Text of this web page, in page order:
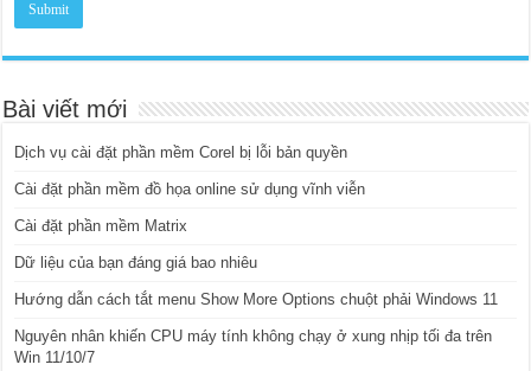
Bài viết mới
Dịch vụ cài đặt phần mềm Corel bị lỗi bản quyền
Cài đặt phần mềm đồ họa online sử dụng vĩnh viễn
Cài đặt phần mềm Matrix
Dữ liệu của bạn đáng giá bao nhiêu
Hướng dẫn cách tắt menu Show More Options chuột phải Windows 11
Nguyên nhân khiến CPU máy tính không chạy ở xung nhịp tối đa trên
Win 11/10/7